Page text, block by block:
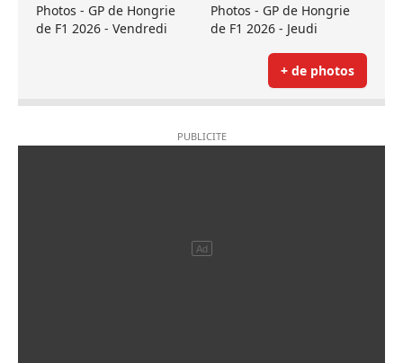
Photos - GP de Hongrie
de F1 2026 - Vendredi
Photos - GP de Hongrie
de F1 2026 - Jeudi
+ de photos